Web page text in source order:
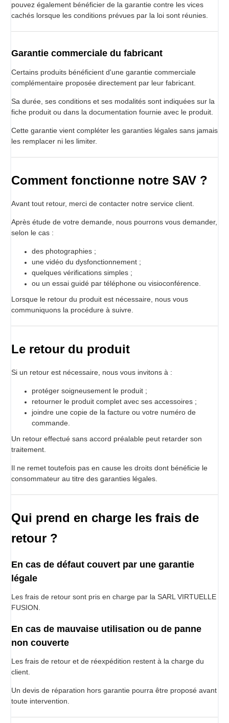
pouvez également bénéficier de la garantie contre les vices
cachés lorsque les conditions prévues par la loi sont réunies.
Garantie commerciale du fabricant
Certains produits bénéficient d'une garantie commerciale
complémentaire proposée directement par leur fabricant.
Sa durée, ses conditions et ses modalités sont indiquées sur la
fiche produit ou dans la documentation fournie avec le produit.
Cette garantie vient compléter les garanties légales sans jamais
les remplacer ni les limiter.
Comment fonctionne notre SAV ?
Avant tout retour, merci de contacter notre service client.
Après étude de votre demande, nous pourrons vous demander,
selon le cas :
des photographies ;
une vidéo du dysfonctionnement ;
quelques vérifications simples ;
ou un essai guidé par téléphone ou visioconférence.
Lorsque le retour du produit est nécessaire, nous vous
communiquons la procédure à suivre.
Le retour du produit
Si un retour est nécessaire, nous vous invitons à :
protéger soigneusement le produit ;
retourner le produit complet avec ses accessoires ;
joindre une copie de la facture ou votre numéro de
commande.
Un retour effectué sans accord préalable peut retarder son
traitement.
Il ne remet toutefois pas en cause les droits dont bénéficie le
consommateur au titre des garanties légales.
Qui prend en charge les frais de
retour ?
En cas de défaut couvert par une garantie
légale
Les frais de retour sont pris en charge par la SARL VIRTUELLE
FUSION.
En cas de mauvaise utilisation ou de panne
non couverte
Les frais de retour et de réexpédition restent à la charge du
client.
Un devis de réparation hors garantie pourra être proposé avant
toute intervention.